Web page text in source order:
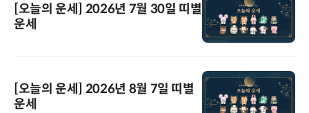
[오늘의 운세] 2026년 7월 30일 띠별
운세
[오늘의 운세] 2026년 8월 7일 띠별
운세